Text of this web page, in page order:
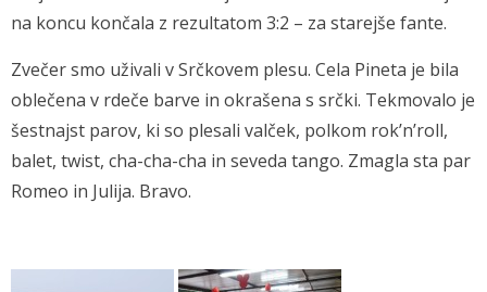
na koncu končala z rezultatom 3:2 – za starejše fante.
Zvečer smo uživali v Srčkovem plesu. Cela Pineta je bila
oblečena v rdeče barve in okrašena s srčki. Tekmovalo je
šestnajst parov, ki so plesali valček, polkom rok’n’roll,
balet, twist, cha-cha-cha in seveda tango. Zmagla sta par
Romeo in Julija. Bravo.